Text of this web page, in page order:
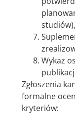
studiów),
Wykaz
Zgłoszenia
formalne
kryteriów: